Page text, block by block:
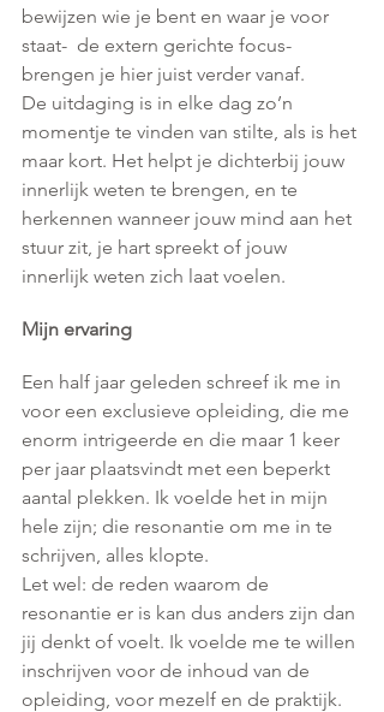
bewijzen wie je bent en waar je voor
staat-  de extern gerichte focus-
brengen je hier juist verder vanaf.
De uitdaging is in elke dag zo’n
momentje te vinden van stilte, als is het
maar kort. Het helpt je dichterbij jouw
innerlijk weten te brengen, en te
herkennen wanneer jouw mind aan het
stuur zit, je hart spreekt of jouw
innerlijk weten zich laat voelen.
Mijn ervaring
Een half jaar geleden schreef ik me in
voor een exclusieve opleiding, die me
enorm intrigeerde en die maar 1 keer
per jaar plaatsvindt met een beperkt
aantal plekken. Ik voelde het in mijn
hele zijn; die resonantie om me in te
schrijven, alles klopte.
Let wel: de reden waarom de
resonantie er is kan dus anders zijn dan
jij denkt of voelt. Ik voelde me te willen
inschrijven voor de inhoud van de
opleiding, voor mezelf en de praktijk.